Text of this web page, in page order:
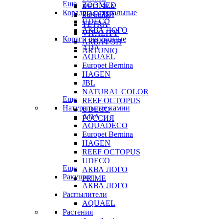
RED SEA
Sochting
TETRA
VITALITY
АКВАФОН
ARTUNIQ
ZOOMED
РОССИЯ
Еще
Кораллы натуральные
UDECO
АКВА ЛОГО
Коряги природные
ADA
AQUAEL
Europet Bernina
HAGEN
JBL
NATURAL COLOR
REEF OCTOPUS
UDECO
РОССИЯ
Еще
Натуральные камни
ADA
AQUADECO
Europet Bernina
HAGEN
REEF OCTOPUS
UDECO
АКВА ЛОГО
PRIME
Еще
Ракушки
АКВА ЛОГО
Распылители
AQUAEL
Растения